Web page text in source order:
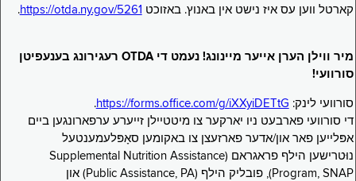
קארטל ווען עס איז נישט אין באנוץ. באזוכט https://otda.ny.gov/5261
.
מיר ווילן הערן אייער מיינונג! נעמט די OTDA רעגירונג בענעפיטן
סורוועי!
סורוועי לינק: https://forms.office.com/g/iXXyiDETtG
.
די סורוועי פארבעט ניו יארקער צו מיטטיילן זייערע ערפארונגען ביים
אפּלייען פאר און/אדער פארזעצן צו באקומען סאָפּלעמענטעל
נוּטרישען הילף פראגראם (Supplemental Nutrition Assistance
Program, SNAP), פובליק הילף (Public Assistance, PA) און